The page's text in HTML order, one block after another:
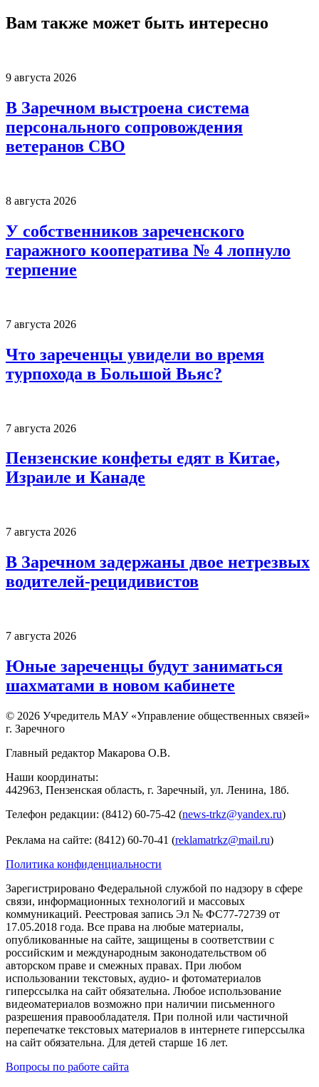
Вам также может быть интересно
9 августа 2026
В Заречном выстроена система
персонального сопровождения
ветеранов СВО
8 августа 2026
У собственников зареченского
гаражного кооператива № 4 лопнуло
терпение
7 августа 2026
Что зареченцы увидели во время
турпохода в Большой Вьяс?
7 августа 2026
Пензенские конфеты едят в Китае,
Израиле и Канаде
7 августа 2026
В Заречном задержаны двое нетрезвых
водителей-рецидивистов
7 августа 2026
Юные зареченцы будут заниматься
шахматами в новом кабинете
© 2026 Учредитель МАУ «Управление общественных связей»
г. Заречного
Главный редактор Макарова О.В.
Наши координаты:
442963, Пензенская область, г. Заречный, ул. Ленина, 18б.
Телефон редакции: (8412) 60-75-42 (news-trkz@yandex.ru)
Реклама на сайте: (8412) 60-70-41 (reklamatrkz@mail.ru)
Политика конфиденциальности
Зарегистрировано Федеральной службой по надзору в сфере
связи, информационных технологий и массовых
коммуникаций. Реестровая запись Эл № ФС77-72739 от
17.05.2018 года. Все права на любые материалы,
опубликованные на сайте, защищены в соответствии с
российским и международным законодательством об
авторском праве и смежных правах. При любом
использовании текстовых, аудио- и фотоматериалов
гиперссылка на сайт обязательна. Любое использование
видеоматериалов возможно при наличии письменного
разрешения правообладателя. При полной или частичной
перепечатке текстовых материалов в интернете гиперссылка
на сайт обязательна. Для детей старше 16 лет.
Вопросы по работе сайта